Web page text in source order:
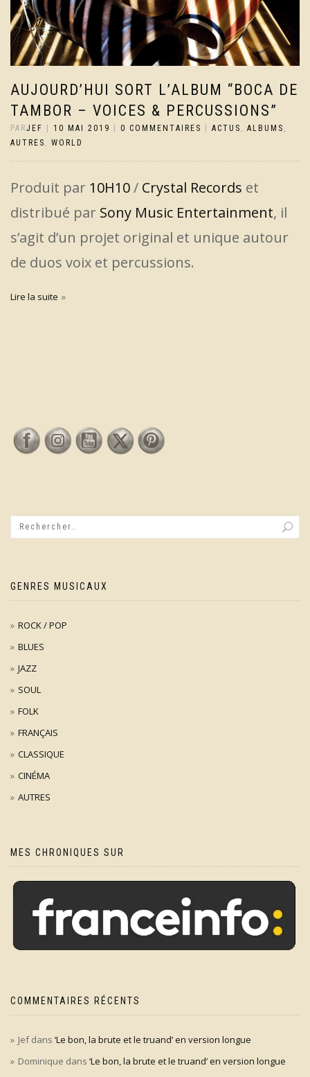
AUJOURD’HUI SORT L’ALBUM “BOCA DE
TAMBOR – VOICES & PERCUSSIONS”
PARJEF | 10 MAI 2019 | 0 COMMENTAIRES | ACTUS ALBUMS
AUTRES
WORLD
Produit par 10H10/ Crystal Records et
distribué par Sony Music Entertainment, il
s’agit d’un projet original et unique autour
de duos voix et percussions.
Lire la suite
GENRES MUSICAUX
ROCK / POP
BLUES
JAZZ
SOUL
FOLK
FRANÇAIS
CLASSIQUE
CINÉMA
AUTRES
MES CHRONIQUES SUR
COMMENTAIRES RÉCENTS
Jefdans ‘Le bon, la brute et le truand’ en version longue
Dominique dans ‘Le bon, la brute et le truand’ en version longue